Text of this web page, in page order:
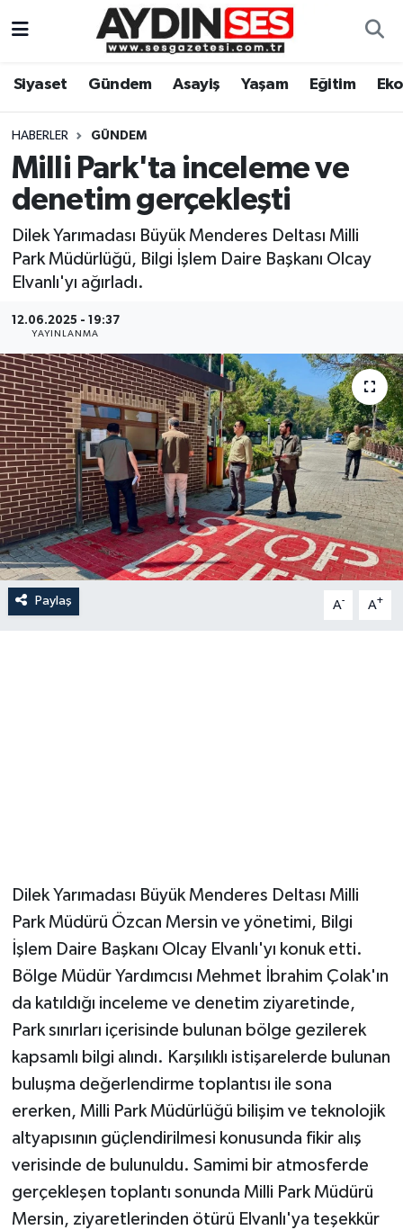
Siyaset Gündem Asayiş Yaşam Eğitim
HABERLER GÜNDEM
Milli Park'ta inceleme ve
denetim gerçekleşti
Dilek Yarımadası Büyük Menderes Deltası Milli
Park Müdürlüğü, Bilgi İşlem Daire Başkanı Olcay
Elvanlı'yı ağırladı.
12.06.2025 - 19:37
YAYINLANMA
Paylaş A- A+
Dilek Yarımadası Büyük Menderes Deltası Milli
Park Müdürü Özcan Mersin ve yönetimi, Bilgi
İşlem Daire Başkanı Olcay Elvanlı'yı konuk etti.
Bölge Müdür Yardımcısı Mehmet İbrahim Çolak'ın
da katıldığı inceleme ve denetim ziyaretinde,
Park sınırları içerisinde bulunan bölge gezilerek
kapsamlı bilgi alındı. Karşılıklı istişarelerde bulunan
buluşma değerlendirme toplantısı ile sona
ererken, Milli Park Müdürlüğü bilişim ve teknolojik
altyapısının güçlendirilmesi konusunda fikir alış
verisinde de bulunuldu. Samimi bir atmosferde
gerçekleşen toplantı sonunda Milli Park Müdürü
Mersin, ziyaretlerinden ötürü Elvanlı'ya teşekkür
Gündem
Siyaset
Ekonomi
Yaşam
Spor
Aydın Hava Durumu
Aydin Namaz Vakitleri
Aydın Trafik Yoğunluk Haritası
Süper Lig Puan Durumu ve Fikstür
Haber Arşivi